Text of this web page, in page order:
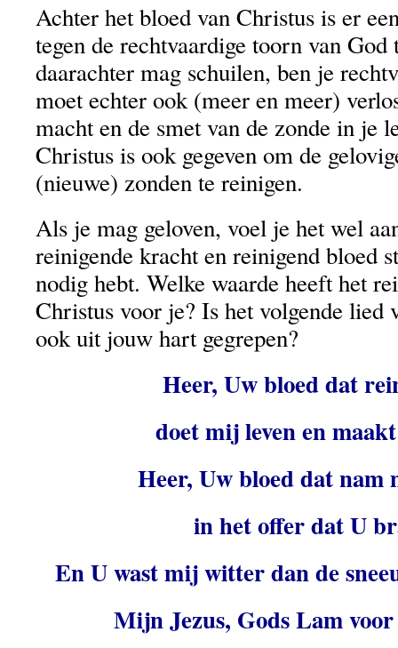
Achter het bloed van Christus is er
tegen de rechtvaardige toorn van God
daarachter mag schuilen, ben je
moet echter ook (meer en meer)
macht en de smet van de zonde in je
Christus is ook gegeven om de
(nieuwe) zonden te reinigen.
Als je mag geloven, voel je het wel
reinigende kracht en reinigend bloed
nodig hebt. Welke waarde heeft het
Christus voor je? Is het volgende lied
ook uit jouw hart gegrepen?
Heer, Uw bloed dat
doet mij leven en
Heer, Uw bloed dat nam
in het offer dat U
En U wast mij witter dan de
Mijn Jezus, Gods Lam